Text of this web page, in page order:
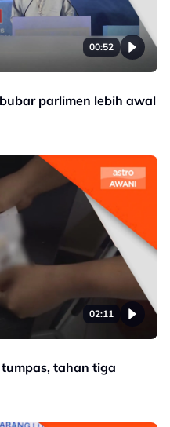
00:52
parlimen lebih awal
02:11
tahan tiga